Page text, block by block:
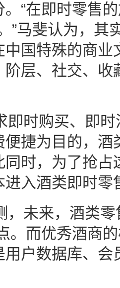
“在即时零售
”马斐认为，
中国特殊的商
阶层、社交、
即时购买、即时
便捷为目的，
同时，为了抢
进入酒类即时零
，未来，酒类
。而优秀酒商
用户数据库、